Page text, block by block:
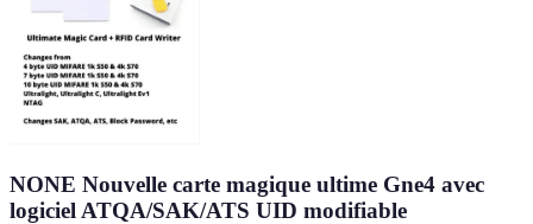
NONE Nouvelle carte magique ultime Gne4 avec
logiciel ATQA/SAK/ATS UID modifiable